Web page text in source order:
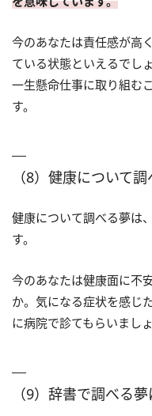
今のあなたは責任感が高
ている状態といえるでし
一生懸命仕事に取り組む
す。
（8）健康について
健康について調べる夢は、
す。
今のあなたは健康面に不
か。気になる症状を感じ
に病院で診てもらいましょ
（9）辞書で調べる